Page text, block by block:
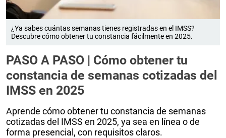
¿Ya sabes cuántas semanas tienes registradas en el IMSS?
Descubre cómo obtener tu constancia fácilmente en 2025.
PASO A PASO | Cómo obtener tu
constancia de semanas cotizadas del
IMSS en 2025
Aprende cómo obtener tu constancia de semanas
cotizadas del IMSS en 2025, ya sea en línea o de
forma presencial, con requisitos claros.